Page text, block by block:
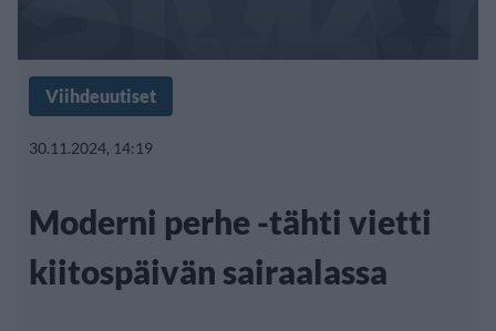
Viihdeuutiset
30.11.2024, 14:19
Moderni perhe -tähti vietti
kiitospäivän sairaalassa